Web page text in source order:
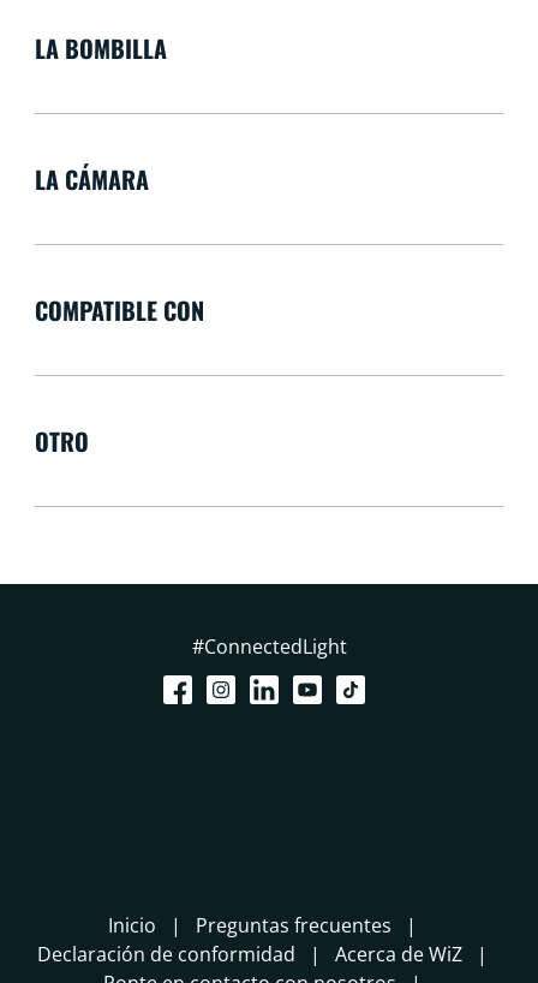
LA BOMBILLA
LA CÁMARA
COMPATIBLE CON
OTRO
#ConnectedLight
Inicio
Preguntas frecuentes
Declaración de conformidad
Acerca de WiZ